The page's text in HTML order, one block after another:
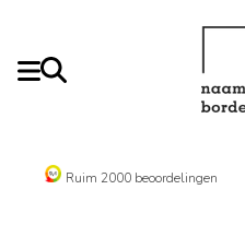
Ruim 2000 beoordelingen